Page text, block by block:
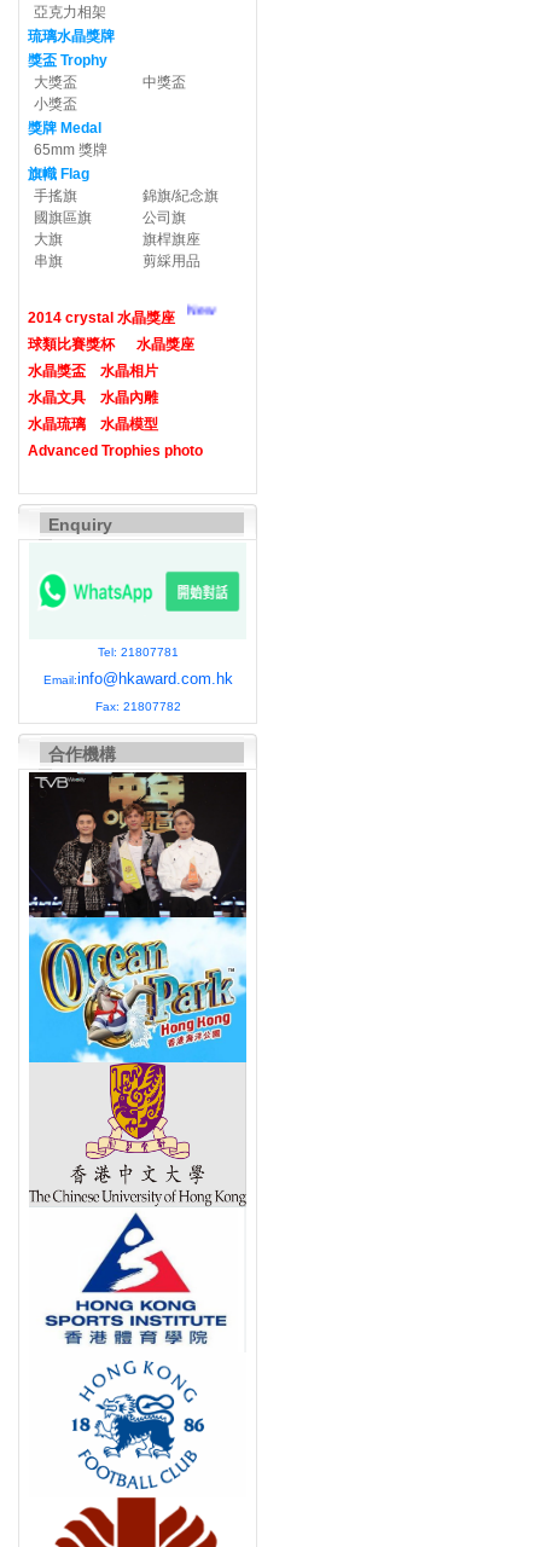
亞克力相架
琉璃水晶獎牌
獎盃 Trophy
大獎盃
中獎盃
小獎盃
獎牌 Medal
65mm 獎牌
旗幟 Flag
手搖旗
錦旗/紀念旗
國旗區旗
公司旗
大旗
旗桿旗座
串旗
剪綵用品
2014 crystal 水晶獎座 New
球類比賽獎杯
水晶獎座
水晶獎盃
水晶相片
水晶文具
水晶內雕
水晶琉璃
水晶模型
Advanced Trophies photo
Enquiry
Tel: 21807781
Email:info@hkaward.com.hk
Fax: 21807782
合作機構